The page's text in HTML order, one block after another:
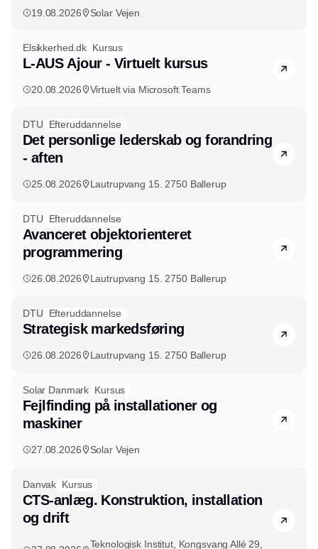
19.08.2026 Solar Vejen
Elsikkerhed.dk Kursus
L-AUS Ajour - Virtuelt kursus
20.08.2026 Virtuelt via Microsoft Teams
DTU Efteruddannelse
Det personlige lederskab og forandring
- aften
25.08.2026 Lautrupvang 15. 2750 Ballerup
DTU Efteruddannelse
Avanceret objektorienteret
programmering
26.08.2026 Lautrupvang 15. 2750 Ballerup
DTU Efteruddannelse
Strategisk markedsføring
26.08.2026 Lautrupvang 15. 2750 Ballerup
Solar Danmark Kursus
Fejlfinding på installationer og
maskiner
27.08.2026 Solar Vejen
Danvak Kursus
CTS-anlæg. Konstruktion, installation
og drift
Teknologisk Institut, Kongsvang Allé 29,